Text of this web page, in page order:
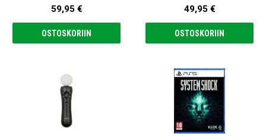
59,95 €
OSTOSKORIIN
49,95 €
OSTOSKORIIN